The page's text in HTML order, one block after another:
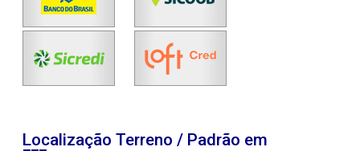
Localização Terreno / Padrão em